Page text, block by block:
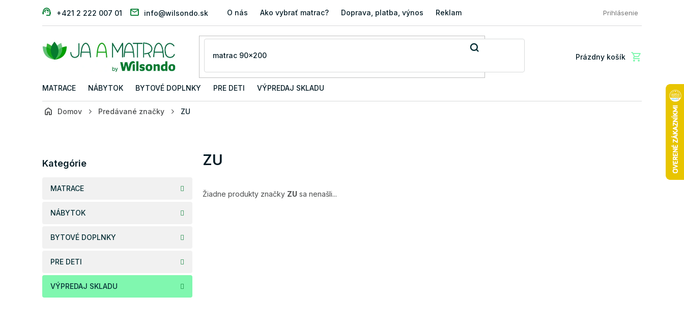
+421 2 222 007 01 info@wilsondo.sk O nás Ako vybrať matrac? Doprava, platba, výnos Reklamácia a vrátenie tovaru FAQ: Najčastejšie otázky zákazníkov
Prihlásenie
Nákupný
Prázdny košík
MATRACE NÁBYTOK BYTOVÉ DOPLNKY PRE DETI VÝPREDAJ SKLADU
Domov Predávané značky ZU
n
kategórie
Kategórie
MATRACE
NÁBYTOK
BYTOVÉ DOPLNKY
PRE DETI
VÝPREDAJ SKLADU
ZU
Žiadne produkty značky ZU sa nenašli...